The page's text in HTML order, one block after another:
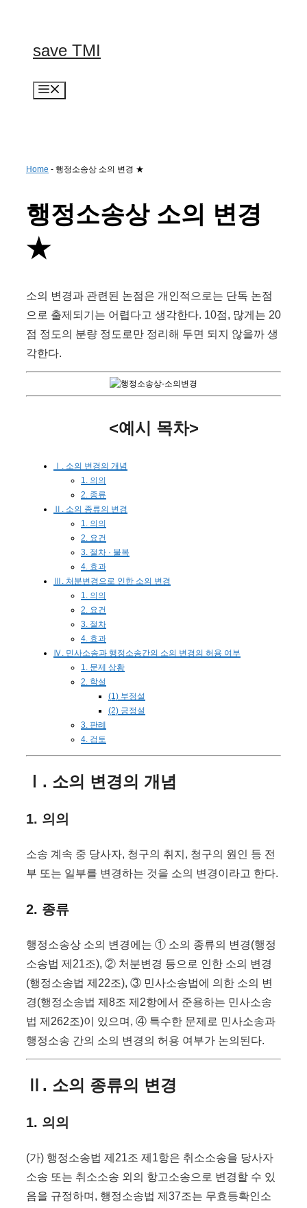
save TMI
Home - 행정소송상 소의 변경 ★
행정소송상 소의 변경
★
소의 변경과 관련된 논점은 개인적으로는 단독 논점
으로 출제되기는 어렵다고 생각한다. 10점, 많게는 20
점 정도의 분량 정도로만 정리해 두면 되지 않을까 생
각한다.
<예시 목차>
Ⅰ. 소의 변경의 개념
1. 의의
2. 종류
Ⅱ. 소의 종류의 변경
1. 의의
2. 요건
3. 절차 · 불복
4. 효과
Ⅲ. 처분변경으로 인한 소의 변경
1. 의의
2. 요건
3. 절차
4. 효과
Ⅳ. 민사소송과 행정소송간의 소의 변경의 허용 여부
1. 문제 상황
2. 학설
(1) 부정설
(2) 긍정설
3. 판례
4. 검토
Ⅰ. 소의 변경의 개념
1. 의의
소송 계속 중 당사자, 청구의 취지, 청구의 원인 등 전
부 또는 일부를 변경하는 것을 소의 변경이라고 한다.
2. 종류
행정소송상 소의 변경에는 ① 소의 종류의 변경(행정
소송법 제21조), ② 처분변경 등으로 인한 소의 변경
(행정소송법 제22조), ③ 민사소송법에 의한 소의 변
경(행정소송법 제8조 제2항에서 준용하는 민사소송
법 제262조)이 있으며, ④ 특수한 문제로 민사소송과
행정소송 간의 소의 변경의 허용 여부가 논의된다.
Ⅱ. 소의 종류의 변경
1. 의의
(가) 행정소송법 제21조 제1항은 취소소송을 당사자
소송 또는 취소소송 외의 항고소송으로 변경할 수 있
음을 규정하며, 행정소송법 제37조는 무효등확인소